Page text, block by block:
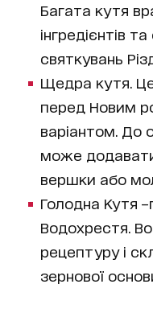
Багата кутя
інгредієнтів
святкувань
Щедра кутя.
перед Новим
варіантом. До
може
вершки або
Голодна Кутя
Водохрестя.
рецептуру і
зернової